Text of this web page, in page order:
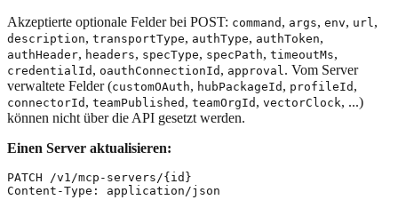
Akzeptierte optionale Felder bei POST: command , args, env, url ,
description, transportType, authType, authToken,
authHeader, headers, specType, specPath, timeoutMs,
credentialId , oauthConnectionId , approval . Vom Server
verwaltete Felder (customOAuth, hubPackageId , profileId ,
connectorId , teamPublished , teamOrgId , vectorClock, ...)
können nicht über die API gesetzt werden.
Einen Server aktualisieren:
PATCH /v1/mcp-servers/{id}
Content-Type: application/json